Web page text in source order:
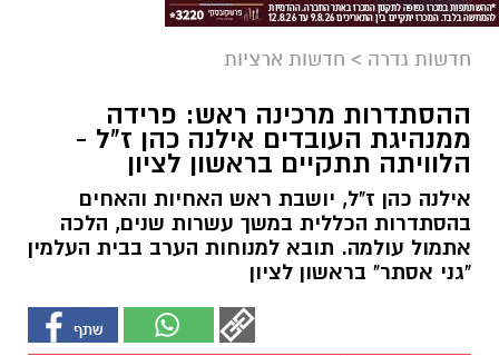
חדשות גדרה > חדשות ארציות
ההסתדרות מרכינה ראש: פרידה
ממנהיגת העובדים אילנה כהן ז"ל -
הלוויתה תתקיים בראשון לציון
אילנה כהן ז"ל, יושבת ראש האחיות והאחים
בהסתדרות הכללית במשך עשרות שנים, הלכה
אתמול עולמה. תובא למנוחות הערב בבית העלמין
"גני אסתר" בראשון לציון